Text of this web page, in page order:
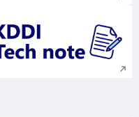
新規ウィンドウで